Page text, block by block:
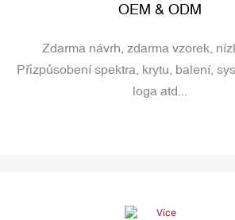
OEM & ODM
Zdarma návrh, zdarma vzorek,
Přizpůsobení spektra, krytu, balení,
loga atd...